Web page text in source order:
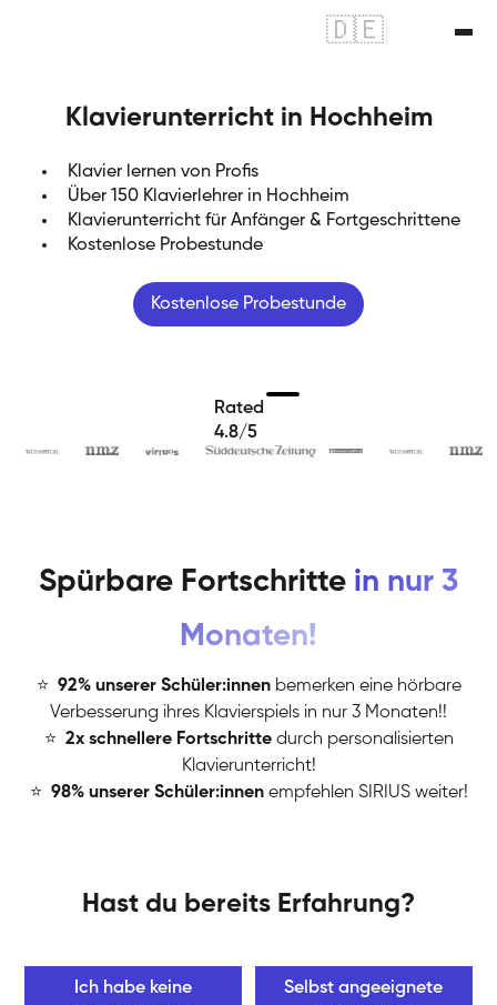
🇩🇪
Klavierunterricht in Hochheim
Klavier lernen von Profis
Über 150 Klavierlehrer in Hochheim
Klavierunterricht für Anfänger & Fortgeschrittene
Kostenlose Probestunde
Kostenlose Probestunde
Rated
4.8/5
Spürbare Fortschritte in nur 3
Monaten!
⭐ 92% unserer Schüler:innen bemerken eine hörbare
Verbesserung ihres Klavierspiels in nur 3 Monaten!!
⭐ 2x schnellere Fortschritte durch personalisierten
Klavierunterricht!
⭐ 98% unserer Schüler:innen empfehlen SIRIUS weiter!
Hast du bereits Erfahrung?
Ich habe keine
Selbst angeeignete